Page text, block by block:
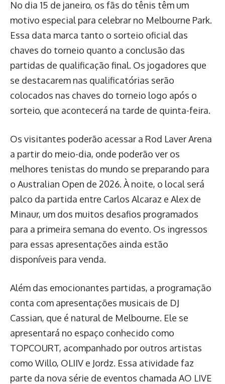
No dia 15 de janeiro, os fãs do tênis têm um
motivo especial para celebrar no Melbourne Park.
Essa data marca tanto o sorteio oficial das
chaves do torneio quanto a conclusão das
partidas de qualificação final. Os jogadores que
se destacarem nas qualificatórias serão
colocados nas chaves do torneio logo após o
sorteio, que acontecerá na tarde de quinta-feira.
Os visitantes poderão acessar a Rod Laver Arena
a partir do meio-dia, onde poderão ver os
melhores tenistas do mundo se preparando para
o Australian Open de 2026. À noite, o local será
palco da partida entre Carlos Alcaraz e Alex de
Minaur, um dos muitos desafios programados
para a primeira semana do evento. Os ingressos
para essas apresentações ainda estão
disponíveis para venda.
Além das emocionantes partidas, a programação
conta com apresentações musicais de DJ
Cassian, que é natural de Melbourne. Ele se
apresentará no espaço conhecido como
TOPCOURT, acompanhado por outros artistas
como Willo, OLIIV e Jordz. Essa atividade faz
parte da nova série de eventos chamada AO LIVE